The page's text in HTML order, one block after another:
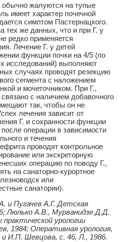
обычно жалуются на тупые
имеет характер почечной
симптом Пастернацкого.
тех же данных, что и при Г. у
редко применяется
Лечение Г. у детей
функции почки на 4/5 (по
исследований) выполняют
случаях проводят резекцию
сегмента с наложением
и мочеточником. При Г.,
связано с наличием добавочного
так, чтобы он не
лечения зависит от
Г. и сохранности функции
операции в зависимости
и течения
проводят контрольное
или экскреторную
операцию по поводу Г.,
на санаторно-курортное
или
санатории).
и Пугачев А.Г. Детская
Люлько А.В., Мурванидзе Д.Д.
урологии
1984; Оперативная урология,
И.П. Шевцова, с. 46, Л., 1986.